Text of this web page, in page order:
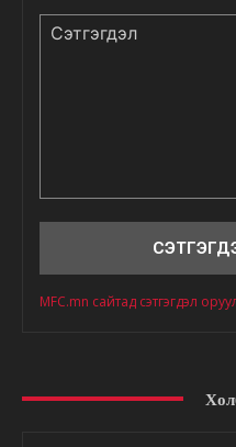
MFC.mn сайтад сэтгэгдэл